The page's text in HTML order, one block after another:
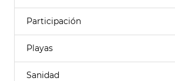
Participación
Playas
Sanidad